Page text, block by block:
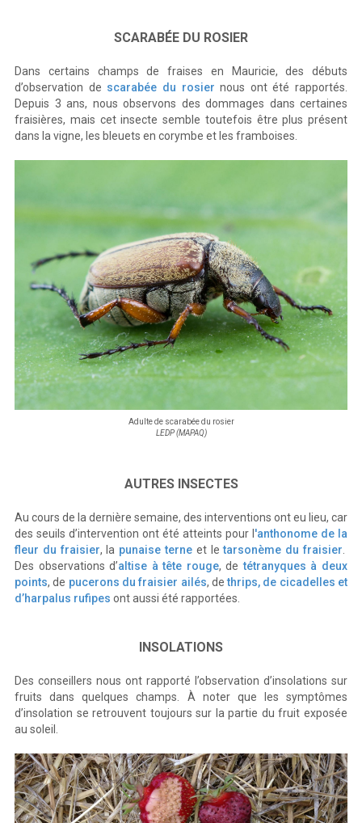
SCARABÉE DU ROSIER
Dans certains champs de fraises en Mauricie, des débuts
d’observation de scarabée du rosier nous ont été rapportés.
Depuis 3 ans, nous observons des dommages dans certaines
fraisières, mais cet insecte semble toutefois être plus présent
dans la vigne, les bleuets en corymbe et les framboises.
Adulte de scarabée du rosier
LEDP (MAPAQ)
AUTRES INSECTES
Au cours de la dernière semaine, des interventions ont eu lieu, car
des seuils d’intervention ont été atteints pour l 'anthonome de la
fleur du fraisier, la punaise terne et letarsonème du fraisier
Des observations d’altise à tête rouge, detétranyques à deux
points, de pucerons du fraisier ailés, dethrips, de cicadelles et
d’harpalus rufipes ont aussi été rapportées.
INSOLATIONS
Des conseillers nous ont rapporté l’observation d’insolations sur
fruits dans quelques champs. À noter que les symptômes
d’insolation se retrouvent toujours sur la partie du fruit exposée
au soleil.